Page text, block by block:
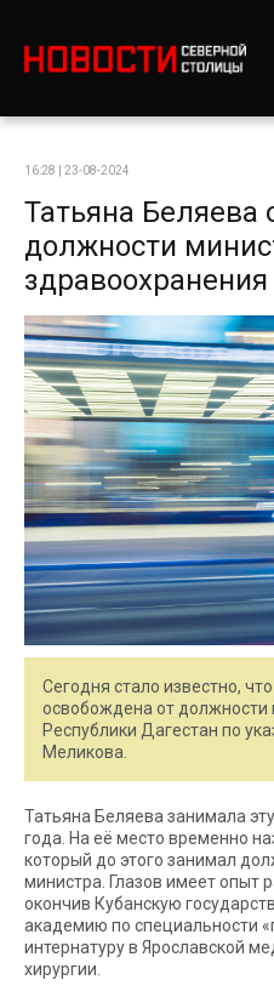
16:28 | 23-08-2024
Татьяна Беляева
должности
Сегодня стало известно,
освобождена от должности
Республики Дагестан по
Меликова.
Татьяна Беляева занимала
года. На её место временно
который до этого занимал
министра. Глазов имеет опыт
окончив Кубанскую
академию по специальности
интернатуру в Ярославской
хирургии.